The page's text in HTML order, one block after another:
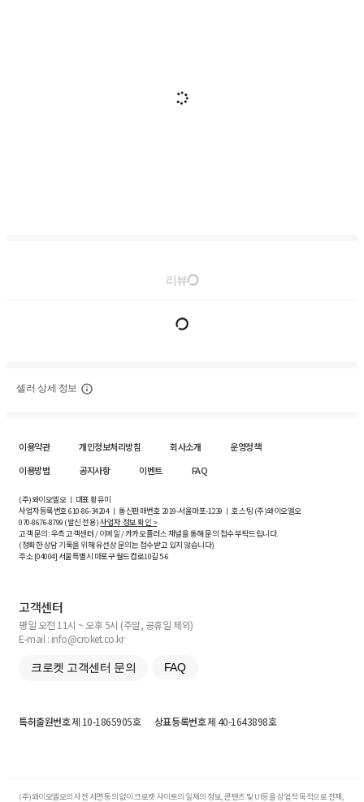
리뷰
셀러 상세 정보
이용약관 개인정보처리방침 회사소개
운영정책
이용방법
공지사항 이벤트 FAQ
(주)와이오엘오 ㅣ 대표 황유미
사업자등록번호610-86-34204ㅣ 통신판매번호 2019-서울마포-1239 ㅣ 호스팅 (주)와이오엘오
070-8676-8799 (발신 전용)사업자 정보 확인 >
고객 문의: 우측 고객센터 / 이메일 / 카카오플러스 채널을 통해 문의 접수 부탁드립니다.
(정확한 상담 기록을 위해 유선상 문의는 접수받고 있지 않습니다)
주소 [04004] 서울특별시 마포구 월드컵로10길5-6
고객센터
평일 오전 11시 ~ 오후 5시 (주말, 공휴일 제외)
E-mail : info@croket.co.kr
크로켓 고객센터 문의 FAQ
특허출원번호제 10-1865905호 상표등록번호제 40-1643898호
(주)와이오엘오의 사전 서면 동의 없이 크로켓 사이트의 일체의 정보, 콘텐츠 및 UI등을 상업적 목적으로 전재,